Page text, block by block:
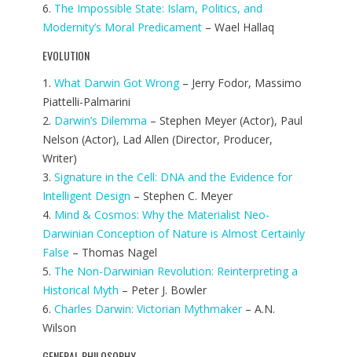
6. The Impossible State: Islam, Politics, and
Modernity’s Moral Predicament– Wael Hallaq
EVOLUTION
1. What Darwin Got Wrong– Jerry Fodor, Massimo
Piattelli-Palmarini
2. Darwin’s Dilemma – Stephen Meyer (Actor), Paul
Nelson (Actor), Lad Allen (Director, Producer,
Writer)
3. Signature in the Cell: DNA and the Evidence for
Intelligent Design – Stephen C. Meyer
4. Mind & Cosmos: Why the Materialist Neo-
Darwinian Conception of Nature is Almost Certainly
False – Thomas Nagel
5. The Non-Darwinian Revolution: Reinterpreting a
Historical Myth – Peter J. Bowler
6. Charles Darwin: Victorian Mythmaker– A.N.
Wilson